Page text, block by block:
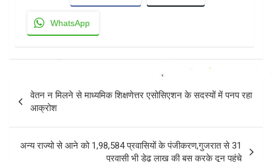
WhatsApp
Post
navigation
वेतन न मिलने से माध्यमिक शिक्षणेत्तर एसोसिएशन के सदस्यों में पनप रहा
आक्रोश
अन्य राज्यो से आने को 1,98,584 प्रवासियों के पंजीकरण,गुजरात से 31
प्रवासी भी डेढ़ लाख की बस करके दून पहुंचे